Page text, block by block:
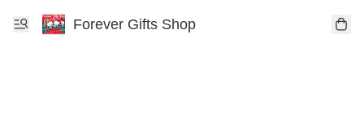
Forever Gifts Shop